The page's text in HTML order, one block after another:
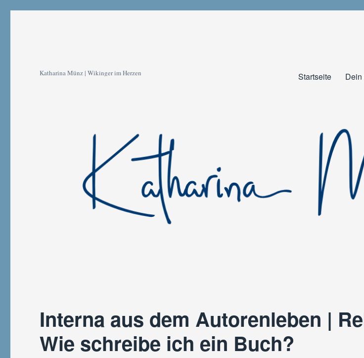
Katharina Münz | Wikinger im Herzen Startseite Dein
Interna aus dem Autorenleben |
Wie schreibe ich ein Buch?